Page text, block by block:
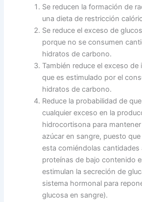
Se reducen la formación de
una dieta de restricción
Se reduce el exceso de
porque no se consumen
hidratos de carbono.
También reduce el exceso de
que es estimulado por el
hidratos de carbono.
Reduce la probabilidad de
cualquier exceso en la
hidrocortisona para
azúcar en sangre, puesto
esta comiéndolas cantidades
proteínas de bajo contenido
estimulan la secreción de
sistema hormonal para
glucosa en sangre).